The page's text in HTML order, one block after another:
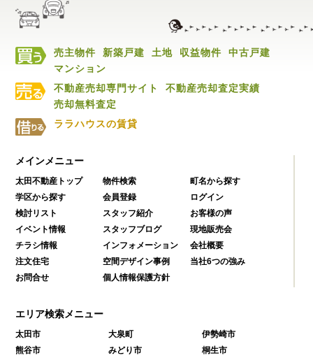
売主物件 新築戸建 土地 収益物件
中古戸建
マンション
不動産売却専門サイト
不動産売却査定実績
売却無料査定
ララハウスの賃貸
メインメニュー
太田不動産トップ 物件検索
町名から探す
学区から探す
会員登録
ログイン
検討リスト
スタッフ紹介
お客様の声
イベント情報
スタッフブログ
現地販売会
チラシ情報
インフォメーション
会社概要
注文住宅
空間デザイン事例
当社6つの強み
お問合せ
個人情報保護方針
エリア検索メニュー
太田市 大泉町
伊勢崎市
熊谷市
みどり市 桐生市